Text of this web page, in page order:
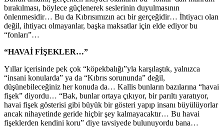
bırakılması, böylece güçlenerek seslerinin duyulmasının
önlenmesidir… Bu da Kıbrısımızın acı bir gerçeğidir… İhtiyacı olan
değil, ihtiyacı olmayanlar, başka maksatlar için elde ediyor bu
“fonları”…
“HAVAİ FİŞEKLER…”
Yıllar içerisinde pek çok “köpekbalığı”yla karşılaştık, yalnızca
“insani konularda” ya da “Kıbrıs sorununda” değil,
düşünebileceğiniz her konuda da… Kallis bunların bazılarına “havai
fişek” diyordu… “Bak, bunlar ortaya çıkıyor, bir parıltı yaratıyor,
havai fişek gösterisi gibi büyük bir gösteri yapıp insanı büyülüyorlar
ancak nihayetinde geride hiçbir şey kalmayacaktır… Bu havai
fişeklerden kendini koru” diye tavsiyede bulunuyordu bana…